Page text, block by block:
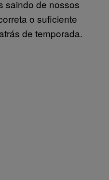
saindo de nossos
o suficiente
de temporada.